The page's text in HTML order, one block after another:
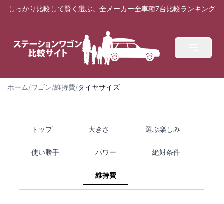
しっかり比較して賢く選ぶ。全メーカー全車種7台比較ランキング
ホーム/ワゴン/維持費/タイヤサイズ
トップ 大きさ 選ぶ楽しみ
使い勝手 パワー 絶対条件
維持費